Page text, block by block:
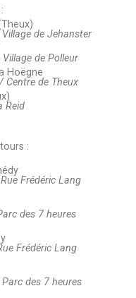
de Jehanster
de Polleur
Hoëgne
Centre de Theux
Reid
:
Frédéric Lang
des 7 heures
Frédéric Lang
des 7 heures